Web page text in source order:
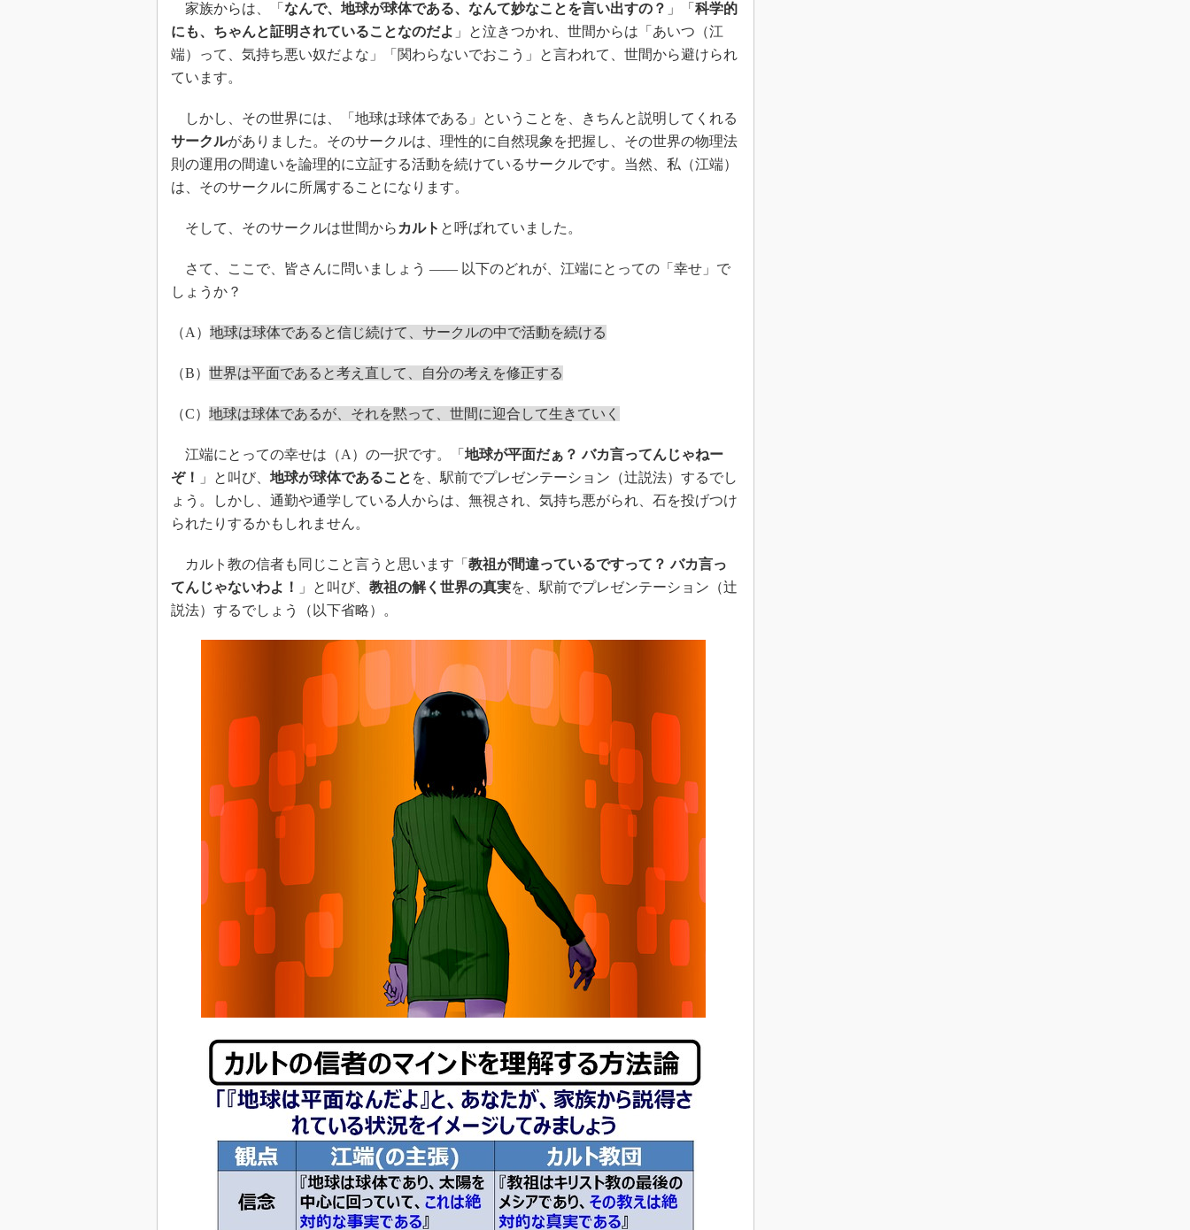
家族からは、「 なんで、地球が球体である、なんて妙なことを言い出すの？ 」「 科学的
にも、ちゃんと証明されていることなのだよ 」と泣きつかれ、世間からは「あいつ（江
端）って、気持ち悪い奴だよな」「関わらないでおこう」と言われて、世間から避けられ
ています。
しかし、その世界には、「地球は球体である」ということを、きちんと説明してくれる
サークルがありました。そのサークルは、理性的に自然現象を把握し、その世界の物理法
則の運用の間違いを論理的に立証する活動を続けているサークルです。当然、私（江端）
は、そのサークルに所属することになります。
そして、そのサークルは世間から カルト と呼ばれていました。
さて、ここで、皆さんに問いましょう ―― 以下のどれが、江端にとっての「幸せ」で
しょうか？
（A） 地球は球体であると信じ続けて、サークルの中で活動を続ける
（B） 世界は平面であると考え直して、自分の考えを修正する
（C） 地球は球体であるが、それを黙って、世間に迎合して生きていく
江端にとっての幸せは（A）の一択です。「 地球が平面だぁ？ バカ言ってんじゃねー
ぞ！
」と叫び、 地球が球体であること を、駅前でプレゼンテーション（辻説法）するでし
ょう。しかし、通勤や通学している人からは、無視され、気持ち悪がられ、石を投げつけ
られたりするかもしれません。
カルト教の信者も同じこと言うと思います「 教祖が間違っているですって？ バカ言っ
てんじゃないわよ！
」と叫び、 教祖の解く世界の真実を、駅前でプレゼンテーション（辻
説法）するでしょう（以下省略）。